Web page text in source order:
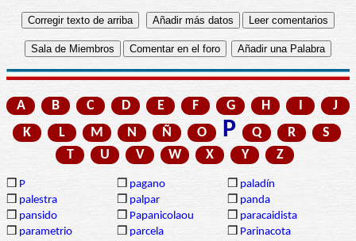
A B C D E F G H I
J
K
L M N Ñ O P Q R
S
T
U V W X Y Z
❒ P ❒ pagano ❒ paladín
❒ palestra ❒ palpar ❒ panda
❒ pansido ❒ Papanicolaou ❒ paracaidista
❒ parametrio ❒ parcela ❒ Parinacota